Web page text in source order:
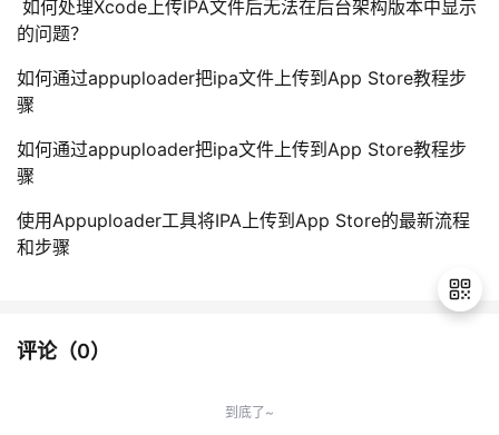
的问题？
如何通过appuploader把ipa文件上传到App Store教程步
骤​
如何通过appuploader把ipa文件上传到App Store教程步
骤​
使用Appuploader工具将IPA上传到App Store的最新流程
和步骤
评论（0）
到底了~